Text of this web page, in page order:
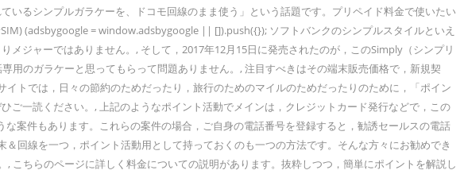
るシンプルガラケーを、ドコモ回線のまま使う」という話題です。プリペイド料金で使いたい
(adsbygoogle = window.adsbygoogle || []).push({}); ソフトバンクのシンプルスタイルといえ
ジャーではありません。, そして，2017年12月15日に発売されたのが，このSimply（シンプリ
用のガラケーと思ってもらって問題ありません。, 注目すべきはその端末販売価格で，新規契
トでは，日々の節約のためだったり，旅行のためのマイルのためだったりのために，「ポイン
一読ください。, 上記のようなポイント活動でメインは，クレジットカード発行などで，この
案件もあります。これらの案件の場合，ご自身の電話番号を登録すると，勧誘セールスの電話
回線を一つ，ポイント活動用として持っておくのも一つの方法です。そんな方々にお勧めでき
こちらのページに詳しく料金についての説明があります。抜粋しつつ，簡単にポイントを解説し